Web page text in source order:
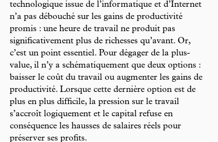
technologique issue de l’informatique et ­d’Internet
n’a pas débouché sur les gains de productivité
promis : une heure de travail ne produit pas
significativement plus de richesses qu’avant. Or,
c’est un point essentiel. Pour dégager de la plus-
value, il n’y a schématiquement que deux options :
baisser le coût du travail ou augmenter les gains de
productivité. Lorsque cette dernière option est de
plus en plus difficile, la pression sur le travail
s’accroît logiquement et le capital refuse en
conséquence les hausses de salaires réels pour
préserver ses profits.